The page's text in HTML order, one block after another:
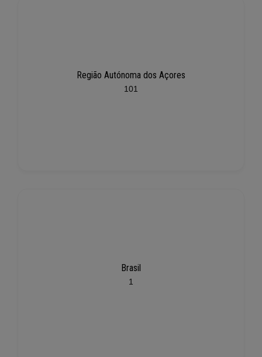
Região Autónoma dos Açores
101
Brasil
1